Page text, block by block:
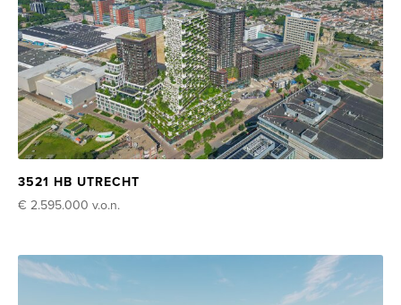
3521 HB UTRECHT
€ 2.595.000 v.o.n.